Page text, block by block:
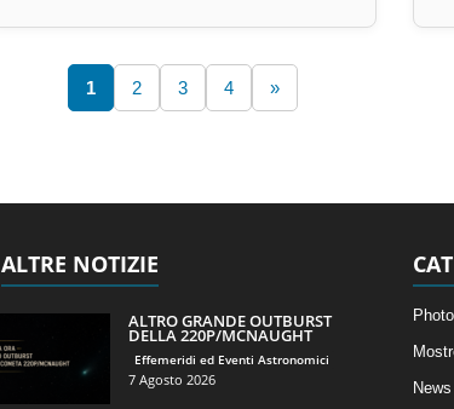
1 2 3 4 »
ALTRE NOTIZIE
ALTRO GRANDE OUTBURST
DELLA 220P/MCNAUGHT
Effemeridi ed Eventi Astronomici
7 Agosto 2026